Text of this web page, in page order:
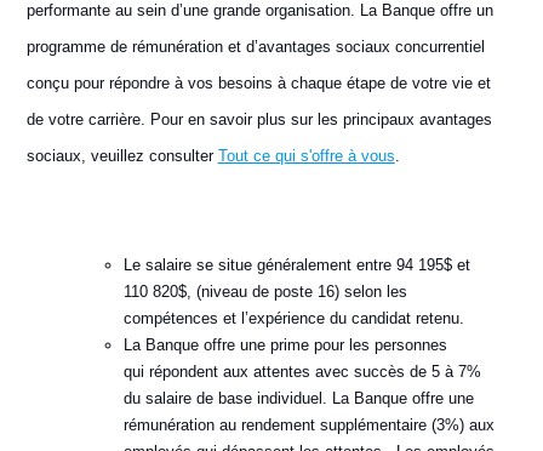
performante au sein d’une grande organisation. La Banque offre un
programme de rémunération et d’avantages sociaux concurrentiel
conçu pour répondre à vos besoins à chaque étape de votre vie et
de votre carrière. Pour en savoir plus sur les principaux avantages
sociaux, veuillez consulter Tout ce qui s'offre à vous.
Le salaire se situe généralement entre 94 195$ et
110 820$, (niveau de poste 16) selon les
compétences et l’expérience du candidat retenu.
La Banque offre une prime pour les personnes
qui répondent aux attentes avec succès de 5 à 7%
du salaire de base individuel. La Banque offre une
rémunération au rendement supplémentaire (3%) aux